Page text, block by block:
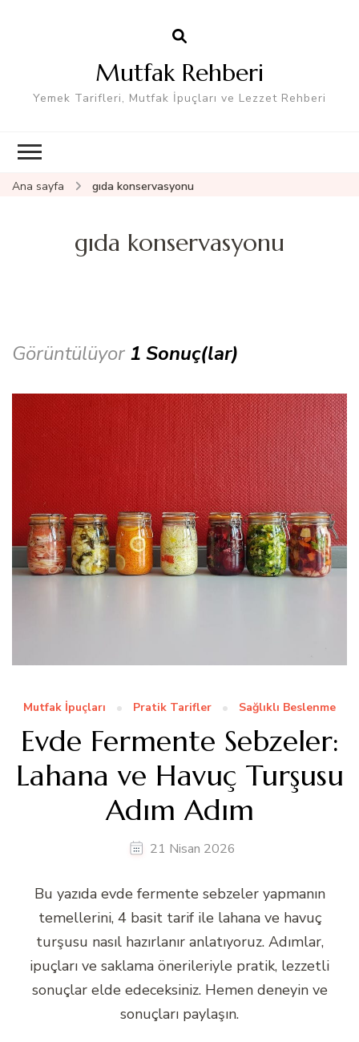
Mutfak Rehberi
Yemek Tarifleri, Mutfak İpuçları ve Lezzet Rehberi
Ana sayfa gıda konservasyonu
gıda konservasyonu
Görüntülüyor 1 Sonuç(lar)
Mutfak İpuçları Pratik Tarifler Sağlıklı Beslenme
Evde Fermente Sebzeler:
Lahana ve Havuç Turşusu
Adım Adım
21 Nisan 2026
Bu yazıda evde fermente sebzeler yapmanın
temellerini, 4 basit tarif ile lahana ve havuç
turşusu nasıl hazırlanır anlatıyoruz. Adımlar,
ipuçları ve saklama önerileriyle pratik, lezzetli
sonuçlar elde edeceksiniz. Hemen deneyin ve
sonuçları paylaşın.